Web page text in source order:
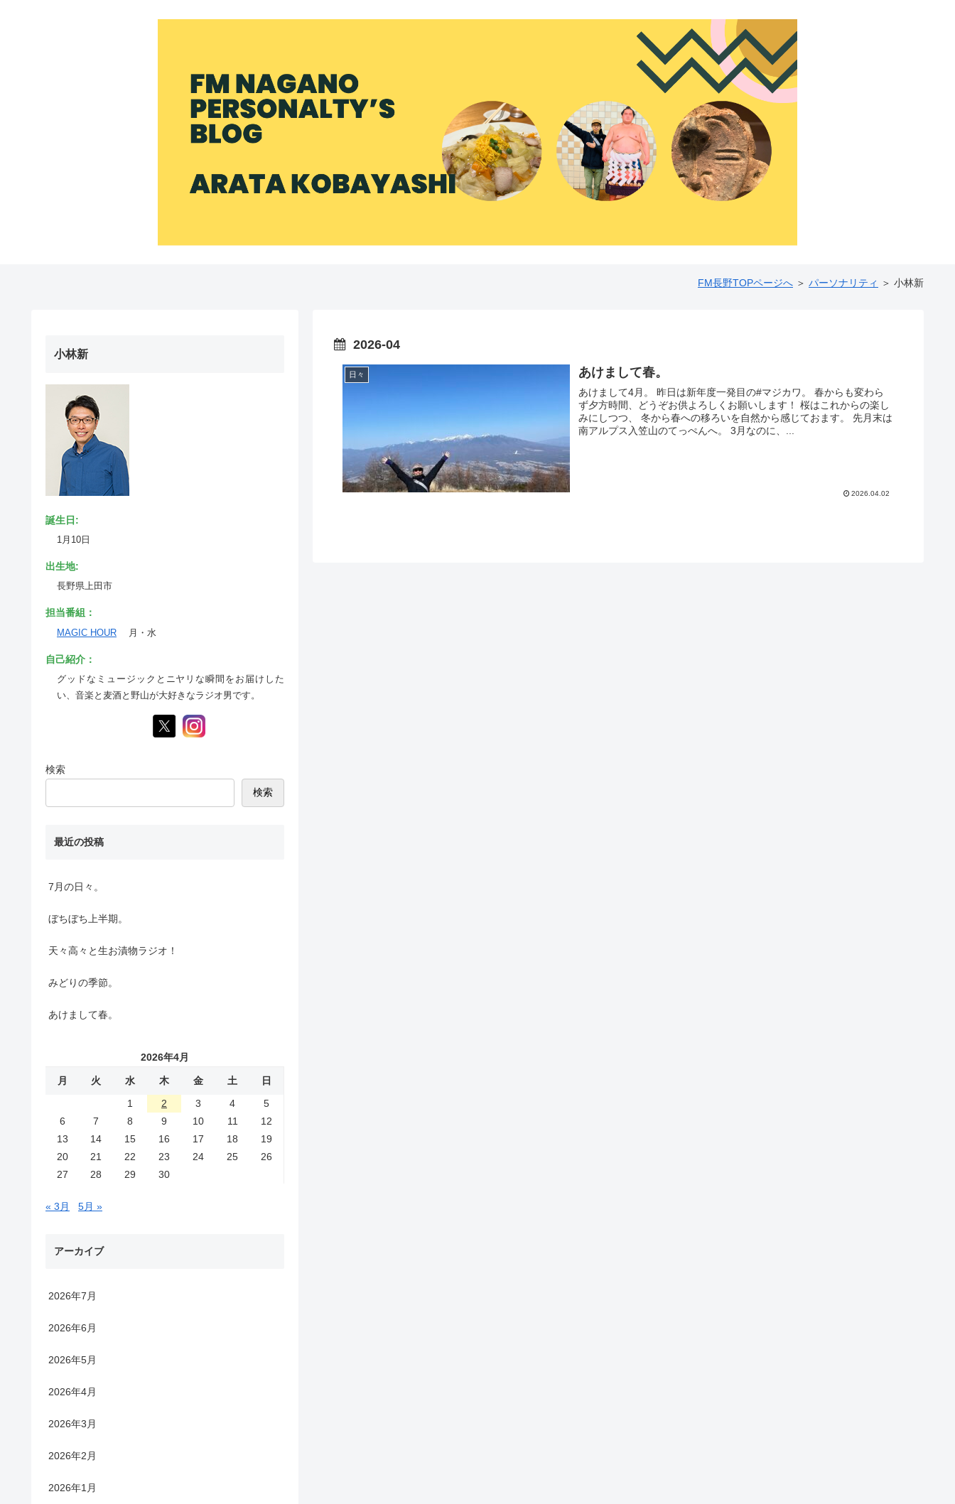
FM長野TOPページへ ＞ パーソナリティ ＞ 小林新
2026-04
日々 あけまして春。
あけまして4月。 昨日は新年度一発目の#マジカワ。 春からも変わら
ず夕方時間、どうぞお供よろしくお願いします！ 桜はこれからの楽し
みにしつつ、 冬から春への移ろいを自然から感じておます。 先月末は
南アルプス入笠山のてっぺんへ。 3月なのに、...
2026.04.02
小林新
誕生日:
1月10日
出生地:
長野県上田市
担当番組：
MAGIC HOUR 月・水
自己紹介：
グッドなミュージックとニヤリな瞬間をお届けした
い、音楽と麦酒と野山が大好きなラジオ男です。
検索
検索
最近の投稿
7月の日々。
ぼちぼち上半期。
天々高々と生お漬物ラジオ！
みどりの季節。
あけまして春。
2026年4月
月 火 水 木 金 土
日
1
2 3 4
5
6
7 8 9 10 11
12
13
14 15 16 17 18
19
20
21 22 23 24 25
26
27
28 29 30
« 3月 5月 »
アーカイブ
2026年7月
2026年6月
2026年5月
2026年4月
2026年3月
2026年2月
2026年1月